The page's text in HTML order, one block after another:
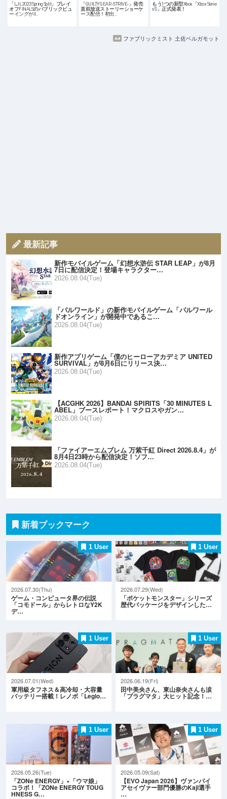
「LJL 2023 Spring Split」プレイ
オフFINALSのパブリックビュ
ーイングが4…
「GUILTY GEAR -STRIVE-」発売
直前放送ストーリーショーケ
ース配信！初出…
もう1つの新型Xbox「Xbox Serie
s S」正式発表！
ファブリックミスト 土佐ベルガモット
最新記事
新作モバイルゲーム「幻想水滸伝 STAR LEAP」が8月
7日に配信決定！登場キャラクター…
2026.08.04(Tue)
「パルワールド」の新作モバイルゲーム「パルワール
ドオンライン」が開発中であるこ…
2026.08.04(Tue)
新作アプリゲーム「僕のヒーローアカデミア UNITED
SURVIVAL」が8月6日にリリース決…
2026.08.04(Tue)
【ACGHK 2026】BANDAI SPIRITS「30 MINUTES L
ABEL」ブースレポート！マクロスやガン…
2026.08.04(Tue)
「ファイアーエムブレム 万紫千紅 Direct 2026.8.4」が
8月4日23時から配信決定！ソフ…
2026.08.04(Tue)
新着ブックマーク
1 User
2026.07.30(Thu)
ゲーム・コンピュータ界の伝説
「コモドール」からレトロなY2K
デ…
1 User
2026.07.29(Wed)
「ポケットモンスター」シリーズ
歴代パッケージをデザインした…
1 User
2026.07.01(Wed)
軍用級タフネス＆高冷却・大容量
バッテリー搭載！レノボ「Legio…
1 User
2026.06.19(Fri)
田中美央さん、東山奈央さんも涙
「プラグマタ」大ヒット記念！…
1 User
2026.05.26(Tue)
「ZONe ENERGY」×「ウマ娘」
コラボ！「ZONe ENERGY TOUG
HNESS G…
1 User
2026.05.09(Sat)
【EVO Japan 2026】ヴァンパイ
アセイヴァー部門優勝のKaji選手
…